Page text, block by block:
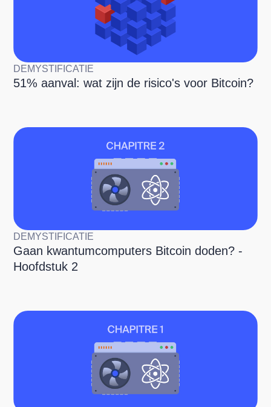
DEMYSTIFICATIE
51% aanval: wat zijn de risico's voor Bitcoin?
DEMYSTIFICATIE
Gaan kwantumcomputers Bitcoin doden? -
Hoofdstuk 2